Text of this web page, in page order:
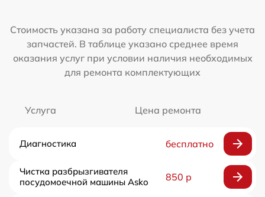
Стоимость указана за работу специалиста без учета
запчастей. В таблице указано среднее время
оказания услуг при условии наличия необходимых
для ремонта комплектующих
Услуга Цена ремонта
Диагностика бесплатно
Чистка разбрызгивателя
посудомоечной машины Asko
850 р